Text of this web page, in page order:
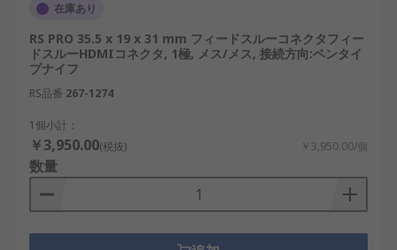
在庫あり
RS PRO 35.5 x 19 x 31 mm フィードスルーコネクタフィー
ドスルーHDMIコネクタ, 1極, メス/メス, 接続方向:ペンタイ
プナイフ
RS品番 267-1274
1個小計：
￥3,950.00(税抜) ￥3,950.00/個
数量